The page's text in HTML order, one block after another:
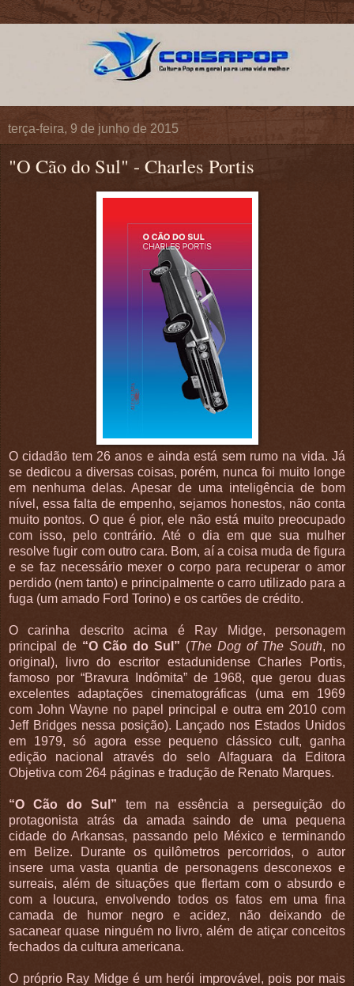
terça-feira, 9 de junho de 2015
"O Cão do Sul" - Charles Portis
O cidadão tem 26 anos e ainda está sem rumo na vida. Já
se dedicou a diversas coisas, porém, nunca foi muito longe
em nenhuma delas. Apesar de uma inteligência de bom
nível, essa falta de empenho, sejamos honestos, não conta
muito pontos. O que é pior, ele não está muito preocupado
com isso, pelo contrário. Até o dia em que sua mulher
resolve fugir com outro cara. Bom, aí a coisa muda de figura
e se faz necessário mexer o corpo para recuperar o amor
perdido (nem tanto) e principalmente o carro utilizado para a
fuga (um amado Ford Torino) e os cartões de crédito.
O carinha descrito acima é Ray Midge, personagem
principal de “O Cão do Sul” (The Dog of The South, no
original), livro do escritor estadunidense Charles Portis,
famoso por “Bravura Indômita” de 1968, que gerou duas
excelentes adaptações cinematográficas (uma em 1969
com John Wayne no papel principal e outra em 2010 com
Jeff Bridges nessa posição). Lançado nos Estados Unidos
em 1979, só agora esse pequeno clássico cult, ganha
edição nacional através do selo Alfaguara da Editora
Objetiva com 264 páginas e tradução de Renato Marques.
“O Cão do Sul” tem na essência a perseguição do
protagonista atrás da amada saindo de uma pequena
cidade do Arkansas, passando pelo México e terminando
em Belize. Durante os quilômetros percorridos, o autor
insere uma vasta quantia de personagens desconexos e
surreais, além de situações que flertam com o absurdo e
com a loucura, envolvendo todos os fatos em uma fina
camada de humor negro e acidez, não deixando de
sacanear quase ninguém no livro, além de atiçar conceitos
fechados da cultura americana.
O próprio Ray Midge é um herói improvável, pois por mais